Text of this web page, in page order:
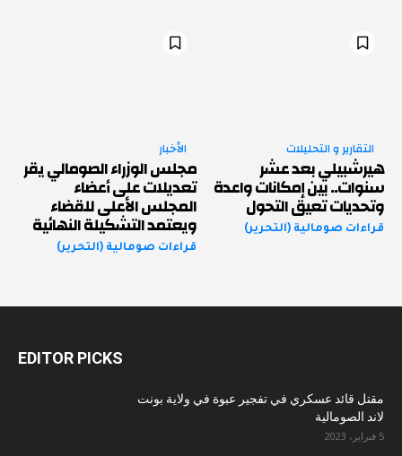
التقارير و التحليلات
هيرشبيلي بعد عشر
سنوات.. بين إمكانات واعدة
وتحديات تعيق التحول
قراءات صومالية (التحرير)
الأخبار
مجلس الوزراء الصومالي يقر
تعديلات على أعضاء
المجلس الأعلى للقضاء
ويعتمد التشكيلة النهائية
قراءات صومالية (التحرير)
EDITOR PICKS
مقتل قائد عسكري في تفجير عبوة في ولاية بونت
لاند الصومالية
5 فبراير، 2023